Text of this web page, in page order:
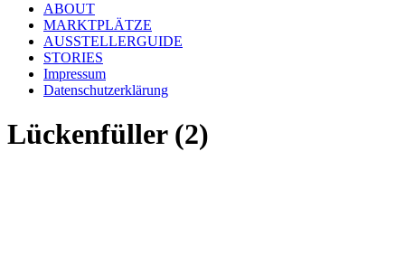
ABOUT
MARKTPLÄTZE
AUSSTELLERGUIDE
STORIES
Impressum
Datenschutzerklärung
Lückenfüller (2)